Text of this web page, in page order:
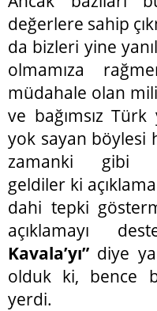
değerlere sahip
da bizleri yine
olmamıza
müdahale olan
ve bağımsız Türk
yok sayan böylesi
zamanki gibi
geldiler ki
dahi tepki
açıklamayı
Kavala’yı” diye
olduk ki, bence
yerdi.